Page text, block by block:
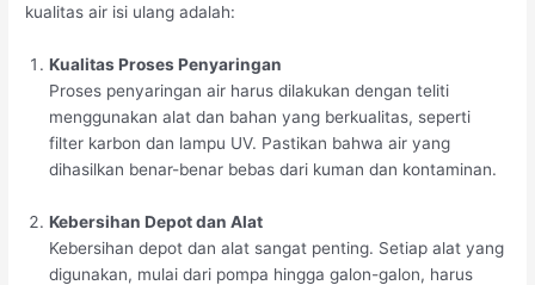
kualitas air isi ulang adalah:
Kualitas Proses Penyaringan
Proses penyaringan air harus dilakukan dengan teliti
menggunakan alat dan bahan yang berkualitas, seperti
filter karbon dan lampu UV. Pastikan bahwa air yang
dihasilkan benar-benar bebas dari kuman dan kontaminan.
Kebersihan Depot dan Alat
Kebersihan depot dan alat sangat penting. Setiap alat yang
digunakan, mulai dari pompa hingga galon-galon, harus